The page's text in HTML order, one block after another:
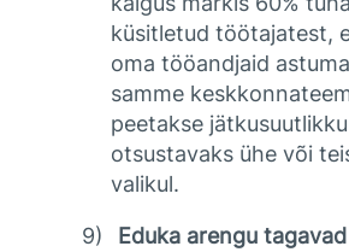
küsitletud töötajatest,
oma tööandjaid
samme
peetakse
otsustavaks ühe või
valikul.
9)
Eduka arengu